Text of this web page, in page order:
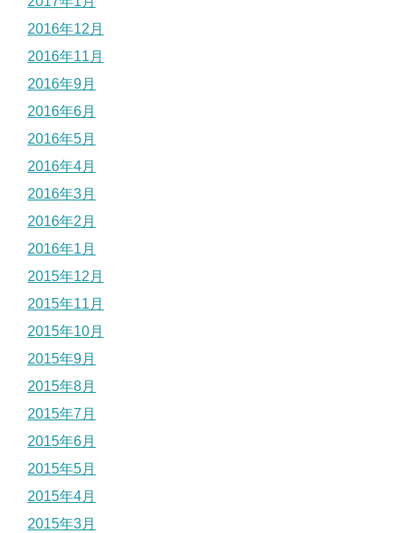
2016年12月
2016年11月
2016年9月
2016年6月
2016年5月
2016年4月
2016年3月
2016年2月
2016年1月
2015年12月
2015年11月
2015年10月
2015年9月
2015年8月
2015年7月
2015年6月
2015年5月
2015年4月
2015年3月